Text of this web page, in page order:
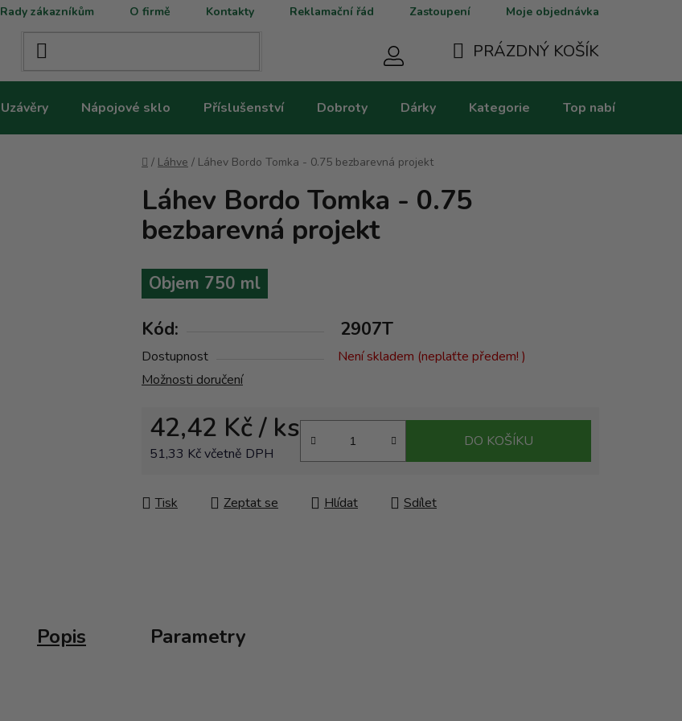
Rady zákazníkům O firmě Kontakty Reklamační řád Zastoupení Moje objednávka
KOŠÍK
PRÁZDNÝ KOŠÍK
Uzávěry Nápojové sklo Příslušenství Dobroty Dárky Kategorie Top nabídky
Domů
/ Láhve / Láhev Bordo Tomka - 0.75 bezbarevná projekt
Láhev Bordo Tomka - 0.75
bezbarevná projekt
Objem 750 ml
Kód: 2907T
Dostupnost
Není skladem (neplaťte předem! )
Možnosti doručení
42,42 Kč/ ks
51,33 Kč včetně DPH
DO KOŠÍKU
Tisk Zeptat se Hlídat Sdílet
Popis Parametry